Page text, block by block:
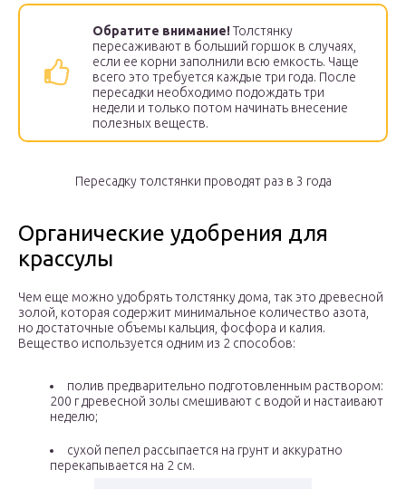
Обратите внимание!Толстянку
пересаживают в больший горшок в случаях,
если ее корни заполнили всю емкость. Чаще
всего это требуется каждые три года. После
пересадки необходимо подождать три
недели и только потом начинать внесение
полезных веществ.
Пересадку толстянки проводят раз в 3 года
Органические удобрения для
крассулы
Чем еще можно удобрять толстянку дома, так это древесной
золой, которая содержит минимальное количество азота,
но достаточные объемы кальция, фосфора и калия.
Вещество используется одним из 2 способов:
полив предварительно подготовленным раствором:
200 г древесной золы смешивают с водой и настаивают
неделю;
сухой пепел рассыпается на грунт и аккуратно
перекапывается на 2 см.